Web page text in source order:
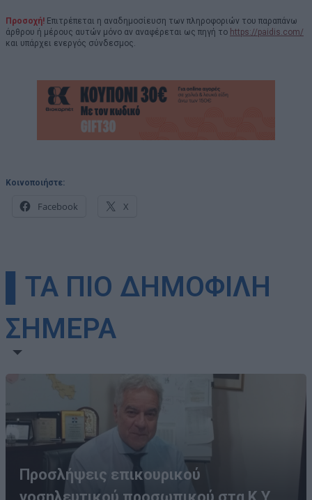
Προσοχή! Επιτρέπεται η αναδημοσίευση των πληροφοριών του παραπάνω
άρθρου ή μέρους αυτών μόνο αν αναφέρεται ως πηγή το https://paidis.com/
και υπάρχει ενεργός σύνδεσμος.
Κοινοποιήστε:
Facebook X
▌ΤΑ ΠΙΟ ΔΗΜΟΦΙΛΗ
ΣΗΜΕΡΑ
Προσλήψεις επικουρικού